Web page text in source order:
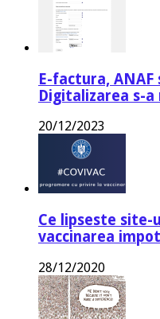
E-factura,
Digitalizarea s-a
20/12/2023
Ce lipseste site-
vaccinarea
28/12/2020